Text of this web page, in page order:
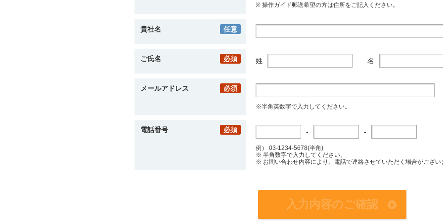
※ 操作ガイド郵送希望の方は住所をご記入ください。
貴社名 任意
ご氏名 必須 姓 名
メールアドレス 必須
※半角英数字で入力してください。
電話番号 必須 - -
例） 03-1234-5678(半角)
※ 半角数字で入力してください。
※ お問い合わせ内容により、電話で連絡させていただく場合がござい